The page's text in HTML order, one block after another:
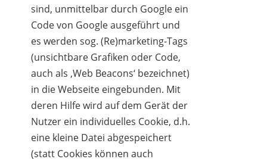
sind, unmittelbar durch Google ein
Code von Google ausgeführt und
es werden sog. (Re)marketing-Tags
(unsichtbare Grafiken oder Code,
auch als ‚Web Beacons‘ bezeichnet)
in die Webseite eingebunden. Mit
deren Hilfe wird auf dem Gerät der
Nutzer ein individuelles Cookie, d.h.
eine kleine Datei abgespeichert
(statt Cookies können auch